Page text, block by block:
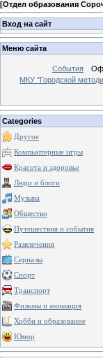
[Отдел образования
Вход на сайт
Меню сайта
События
МКУ "Городской
Categories
Другое
Компьютерные игры
Красота и здоровье
Люди и блоги
Музыка
Общество
Путешествия и события
Развлечения
Сериалы
Спорт
Транспорт
Фильмы и анимация
Хобби и образование
Юмор